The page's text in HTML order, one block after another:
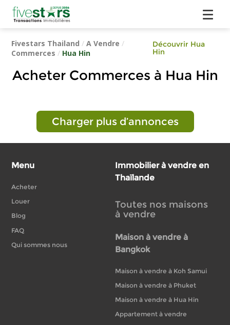
Fivestars Thailand /A Vendre /
Commerces / Hua Hin
Découvrir Hua
Hin
Acheter Commerces à Hua Hin
Charger plus d’annonces
Menu
Acheter
Louer
Blog
FAQ
Qui sommes nous
Immobilier à vendre en
Thaïlande
Toutes nos maisons
à vendre
Maison à vendre à
Bangkok
Maison à vendre à Koh Samui
Maison à vendre à Phuket
Maison à vendre à Hua Hin
Appartement à vendre